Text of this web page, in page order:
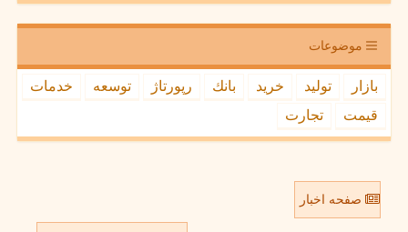
موضوعات
بازار تولید خرید بانك رپورتاژ توسعه
خدمات
قیمت
تجارت
صفحه اخبار